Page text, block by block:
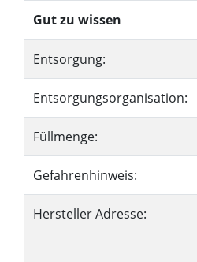
Gut zu wissen
Entsorgung:
Entsorgungsorganisation:
Füllmenge:
Gefahrenhinweis:
Hersteller Adresse: